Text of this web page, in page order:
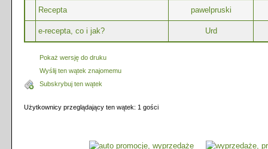
Recepta pawelpruski
e-recepta, co i jak? Urd
Pokaż wersję do druku
Wyślij ten wątek znajomemu
Subskrybuj ten wątek
Użytkownicy przeglądający ten wątek: 1 gości